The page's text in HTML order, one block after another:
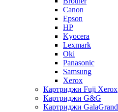
Canon
Epson
HP
Kyocera
Lexmark
Oki
Panasonic
Samsung
Xerox
Картриджи Fuji Xerox
Картриджи G&G
Картриджи GalaGrand